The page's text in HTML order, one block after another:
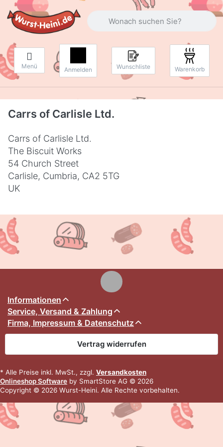
Geben Sie einen Suchbegriff ein.
Menü Anmelden Wunschliste Warenkorb
Carrs of Carlisle Ltd.
Carrs of Carlisle Ltd.
The Biscuit Works
54 Church Street
Carlisle, Cumbria, CA2 5TG
UK
Informationen
Service, Versand & Zahlung
Firma, Impressum & Datenschutz
Vertrag widerrufen
* Alle Preise inkl. MwSt., zzgl. Versandkosten
Onlineshop Software by SmartStore AG © 2026
Copyright © 2026 Wurst-Heini. Alle Rechte vorbehalten.